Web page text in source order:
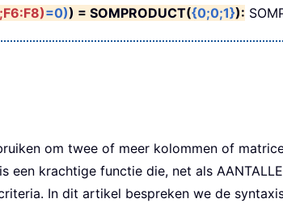
=0)) = SOMPRODUCT({0;0;1}):
om twee of meer kolommen of
een krachtige functie die, net als
In dit artikel bespreken we de